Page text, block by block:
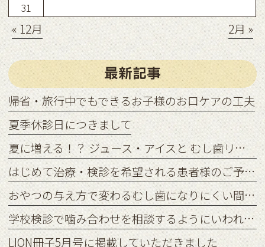
31
« 12月 2月 »
最新記事
帰省・旅行中でもできるお子様のお口ケアの工夫
夏季休診日につきまして
夏に増える！？ ジュース・アイスと むし歯リスクの関係
はじめて治療・検診を希望される患者様のご予約状況につきまして
おやつの与え方で変わるむし歯になりにくい間食習慣
学校検診で噛み合わせを相談するようにいわれたら？
LION冊子5月号に掲載していただきました